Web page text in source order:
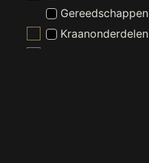
Gereedschappen
Kraanonderdelen